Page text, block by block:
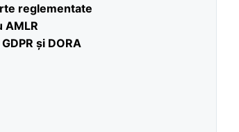
reglementate
AMLR
și DORA